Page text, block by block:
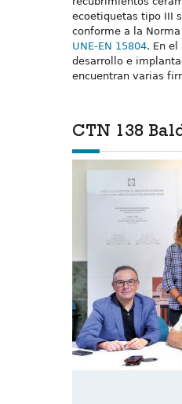
ecoetiquetas tipo III
conforme a la Norma
UNE-EN 15804. En
desarrollo e
encuentran varias
CTN 138